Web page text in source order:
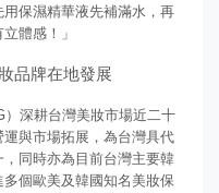
保濕精華液先補滿水，再
體感！」
品牌在地發展
深耕台灣美妝市場近二十
與市場拓展，為台灣具代
同時亦為目前台灣主要韓
個歐美及韓國知名美妝保